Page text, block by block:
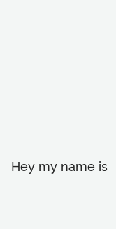
Hey my name is